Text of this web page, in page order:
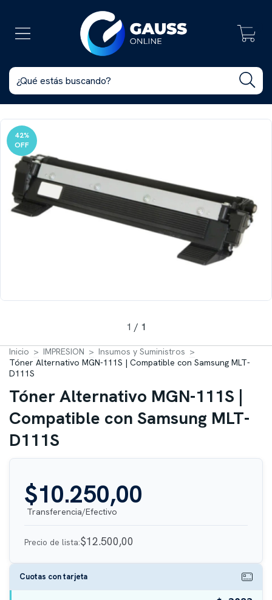
42%
OFF
1 / 1
Inicio > IMPRESION > Insumos y Suministros >
Tóner Alternativo MGN-111S | Compatible con Samsung MLT-
D111S
Tóner Alternativo MGN-111S |
Compatible con Samsung MLT-
D111S
$10.250,00
Precio de lista:$12.500,00
Cuotas con tarjeta